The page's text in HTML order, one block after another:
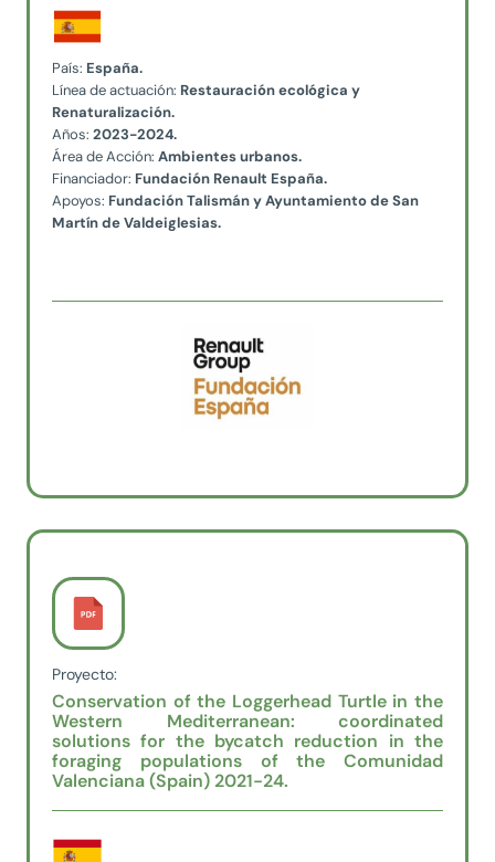
País: España.
Línea de actuación: Restauración ecológica y
Renaturalización.
Años: 2023-2024.
Área de Acción: Ambientes urbanos.
Financiador: Fundación Renault España.
Apoyos: Fundación Talismán y Ayuntamiento de San
Martín de Valdeiglesias.
Proyecto:
Conservation of the Loggerhead Turtle in the
Western Mediterranean: coordinated
solutions for the bycatch reduction in the
foraging populations of the Comunidad
Valenciana (Spain) 2021-24.